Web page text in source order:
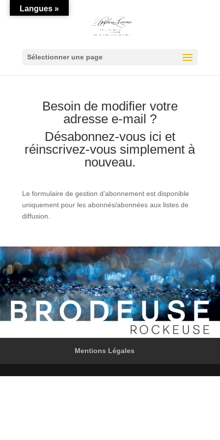
Sélectionner une page
Besoin de modifier votre
adresse e-mail ?
Désabonnez-vous ici et
réinscrivez-vous simplement à
nouveau.
Le formulaire de gestion d’abonnement est disponible
uniquement pour les abonnés/abonnées aux listes de
diffusion.
Mentions Légales
Langues »